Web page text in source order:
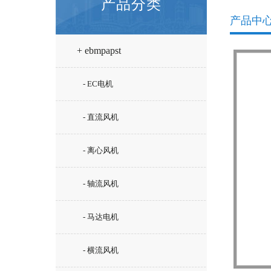
产品分类
+ ebmpapst
- EC电机
- 直流风机
- 离心风机
- 轴流风机
- 马达电机
- 横流风机
产品中